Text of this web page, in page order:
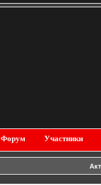
Форум Участники